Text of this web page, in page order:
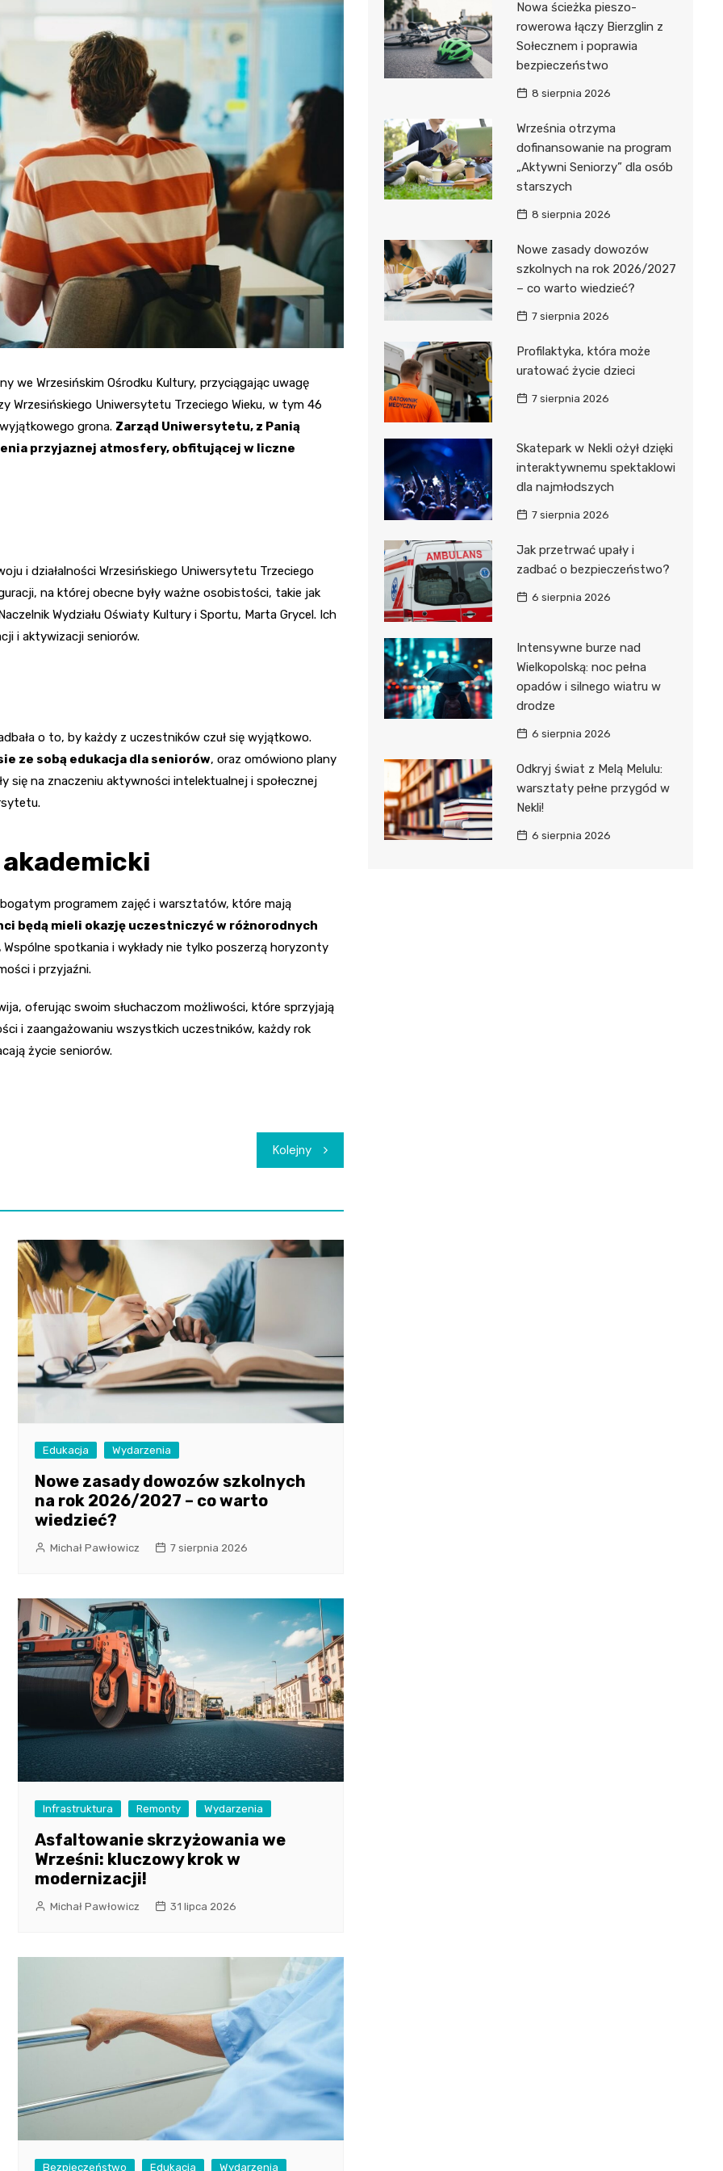
Dzieci Wrzesińskich
Park Miejski im. Dzieci
Wrzesińskich
Amfiteatr im. Anny Jantar
Jump World Września
Wrzesińska Strefa
Aktywności
Pałac w Miłosławiu
Izba Pamięci Reymonta
Rezerwat Czeszewski Las
we Wrzesińskim Ośrodku Kultury, przyciągając uwagę
Wrzesińskiego Uniwersytetu Trzeciego Wieku, w tym 46
grona. Zarząd Uniwersytetu, z Panią
przyjaznej atmosfery, obfitującej w liczne
i działalności Wrzesińskiego Uniwersytetu Trzeciego
na której obecne były ważne osobistości, takie jak
Wydziału Oświaty Kultury i Sportu, Marta Grycel. Ich
i aktywizacji seniorów.
o to, by każdy z uczestników czuł się wyjątkowo.
ze sobą edukacja dla seniorów, oraz omówiono plany
się na znaczeniu aktywności intelektualnej i społecznej
programem zajęć i warsztatów, które mają
będą mieli okazję uczestniczyć w różnorodnych
Wspólne spotkania i wykłady nie tylko poszerzą horyzonty
i przyjaźni.
oferując swoim słuchaczom możliwości, które sprzyjają
i zaangażowaniu wszystkich uczestników, każdy rok
życie seniorów.
Kolejny
Edukacja Wydarzenia
Nowe zasady dowozów szkolnych
na rok 2026/2027 – co warto
wiedzieć?
Michał Pawłowicz 7 sierpnia 2026
Infrastruktura Remonty Wydarzenia
Asfaltowanie skrzyżowania we
Wrześni: kluczowy krok w
modernizacji!
Michał Pawłowicz 31 lipca 2026
Bezpieczeństwo Edukacja Wydarzenia
Nowa ścieżka pieszo-
rowerowa łączy Bierzglin z
Sołecznem i poprawia
bezpieczeństwo
8 sierpnia 2026
Września otrzyma
dofinansowanie na program
„Aktywni Seniorzy” dla osób
starszych
8 sierpnia 2026
Nowe zasady dowozów
szkolnych na rok 2026/2027
– co warto wiedzieć?
7 sierpnia 2026
Profilaktyka, która może
uratować życie dzieci
7 sierpnia 2026
Skatepark w Nekli ożył dzięki
interaktywnemu spektaklowi
dla najmłodszych
7 sierpnia 2026
Jak przetrwać upały i
zadbać o bezpieczeństwo?
6 sierpnia 2026
Intensywne burze nad
Wielkopolską: noc pełna
opadów i silnego wiatru w
drodze
6 sierpnia 2026
Odkryj świat z Melą Melulu:
warsztaty pełne przygód w
Nekli!
6 sierpnia 2026